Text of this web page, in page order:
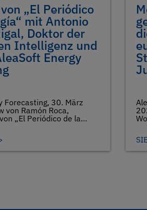
„El Periódico
mit Antonio
Doktor der
Intelligenz und
Energy
Forecasting, 30. März
von Ramón Roca,
„El Periódico de la…